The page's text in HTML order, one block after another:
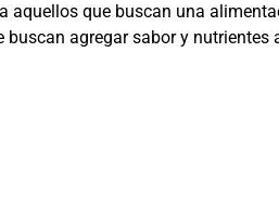
aquellos que buscan una
agregar sabor y nutrientes